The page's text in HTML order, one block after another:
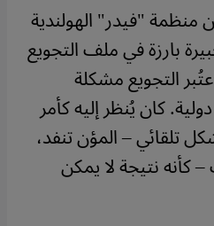
منظمة "فيدر" الهولندية
بارزة في ملف التجويع
التجويع مشكلة
كان يُنظر إليه كأمر
تلقائي – المؤن تنفد،
كأنه نتيجة لا يمكن